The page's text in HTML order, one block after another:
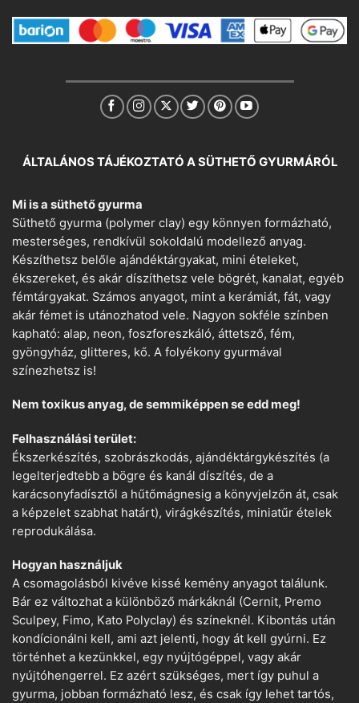
ÁLTALÁNOS TÁJÉKOZTATÓ A SÜTHETŐ GYURMÁRÓL
Mi is a süthető gyurma
Süthető gyurma (polymer clay) egy könnyen formázható,
mesterséges, rendkívül sokoldalú modellező anyag.
Készíthetsz belőle ajándéktárgyakat, mini ételeket,
ékszereket, és akár díszíthetsz vele bögrét, kanalat, egyéb
fémtárgyakat. Számos anyagot, mint a kerámiát, fát, vagy
akár fémet is utánozhatod vele. Nagyon sokféle színben
kapható: alap, neon, foszforeszkáló, áttetsző, fém,
gyöngyház, glitteres, kő. A folyékony gyurmával
színezhetsz is!
Nem toxikus anyag, de semmiképpen se edd meg!
Felhasználási terület:
Ékszerkészítés, szobrászkodás, ajándéktárgykészítés (a
legelterjedtebb a bögre és kanál díszítés, de a
karácsonyfadísztől a hűtőmágnesig a könyvjelzőn át, csak
a képzelet szabhat határt), virágkészítés, miniatűr ételek
reprodukálása.
Hogyan használjuk
A csomagolásból kivéve kissé kemény anyagot találunk.
Bár ez változhat a különböző márkáknál (Cernit, Premo
Sculpey, Fimo, Kato Polyclay) és színeknél. Kibontás után
kondícionálni kell, ami azt jelenti, hogy át kell gyúrni. Ez
történhet a kezünkkel, egy nyújtógéppel, vagy akár
nyújtóhengerrel. Ez azért szükséges, mert így puhul a
gyurma, jobban formázható lesz, és csak így lehet tartós,